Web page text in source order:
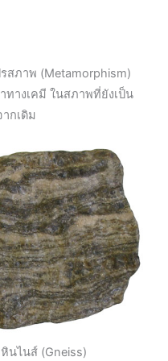
สภาพ (Metamorphism)
างเคมี ในสภาพที่ยังเป็น
กเดิม
นไนส์ (Gneiss)